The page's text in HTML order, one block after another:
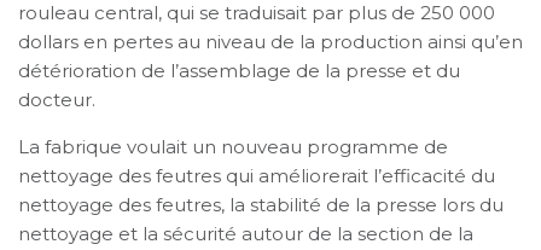
rouleau central, qui se traduisait par plus de 250 000
dollars en pertes au niveau de la production ainsi qu’en
détérioration de l’assemblage de la presse et du
docteur.
La fabrique voulait un nouveau programme de
nettoyage des feutres qui améliorerait l’efficacité du
nettoyage des feutres, la stabilité de la presse lors du
nettoyage et la sécurité autour de la section de la